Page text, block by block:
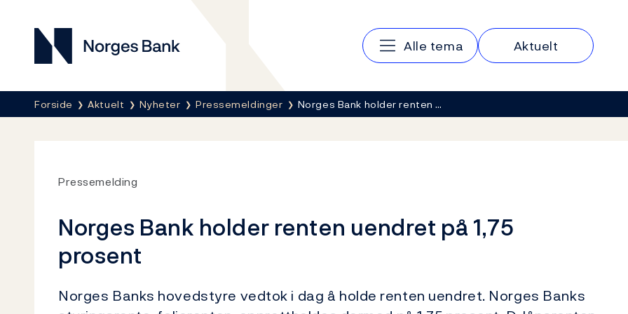
Norges Bank
Hovedmeny
Alle tema Aktuelt
Her er du nå:
Forside Aktuelt Nyheter Pressemeldinger Norges Bank holder renten …
Pressemelding
Norges Bank holder renten uendret på 1,75
prosent
Norges Banks hovedstyre vedtok i dag å holde renten uendret. Norges Banks